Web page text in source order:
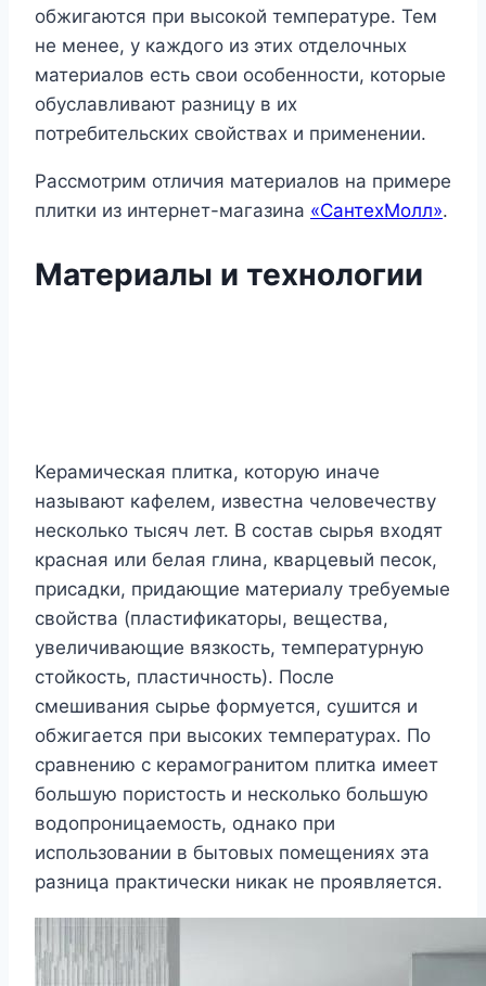
обжигаются при высокой температуре. Тем
не менее, у каждого из этих отделочных
материалов есть свои особенности, которые
обуславливают разницу в их
потребительских свойствах и применении.
Рассмотрим отличия материалов на примере
плитки из интернет-магазина «СантехМолл».
Материалы и технологии
Керамическая плитка, которую иначе
называют кафелем, известна человечеству
несколько тысяч лет. В состав сырья входят
красная или белая глина, кварцевый песок,
присадки, придающие материалу требуемые
свойства (пластификаторы, вещества,
увеличивающие вязкость, температурную
стойкость, пластичность). После
смешивания сырье формуется, сушится и
обжигается при высоких температурах. По
сравнению с керамогранитом плитка имеет
большую пористость и несколько большую
водопроницаемость, однако при
использовании в бытовых помещениях эта
разница практически никак не проявляется.